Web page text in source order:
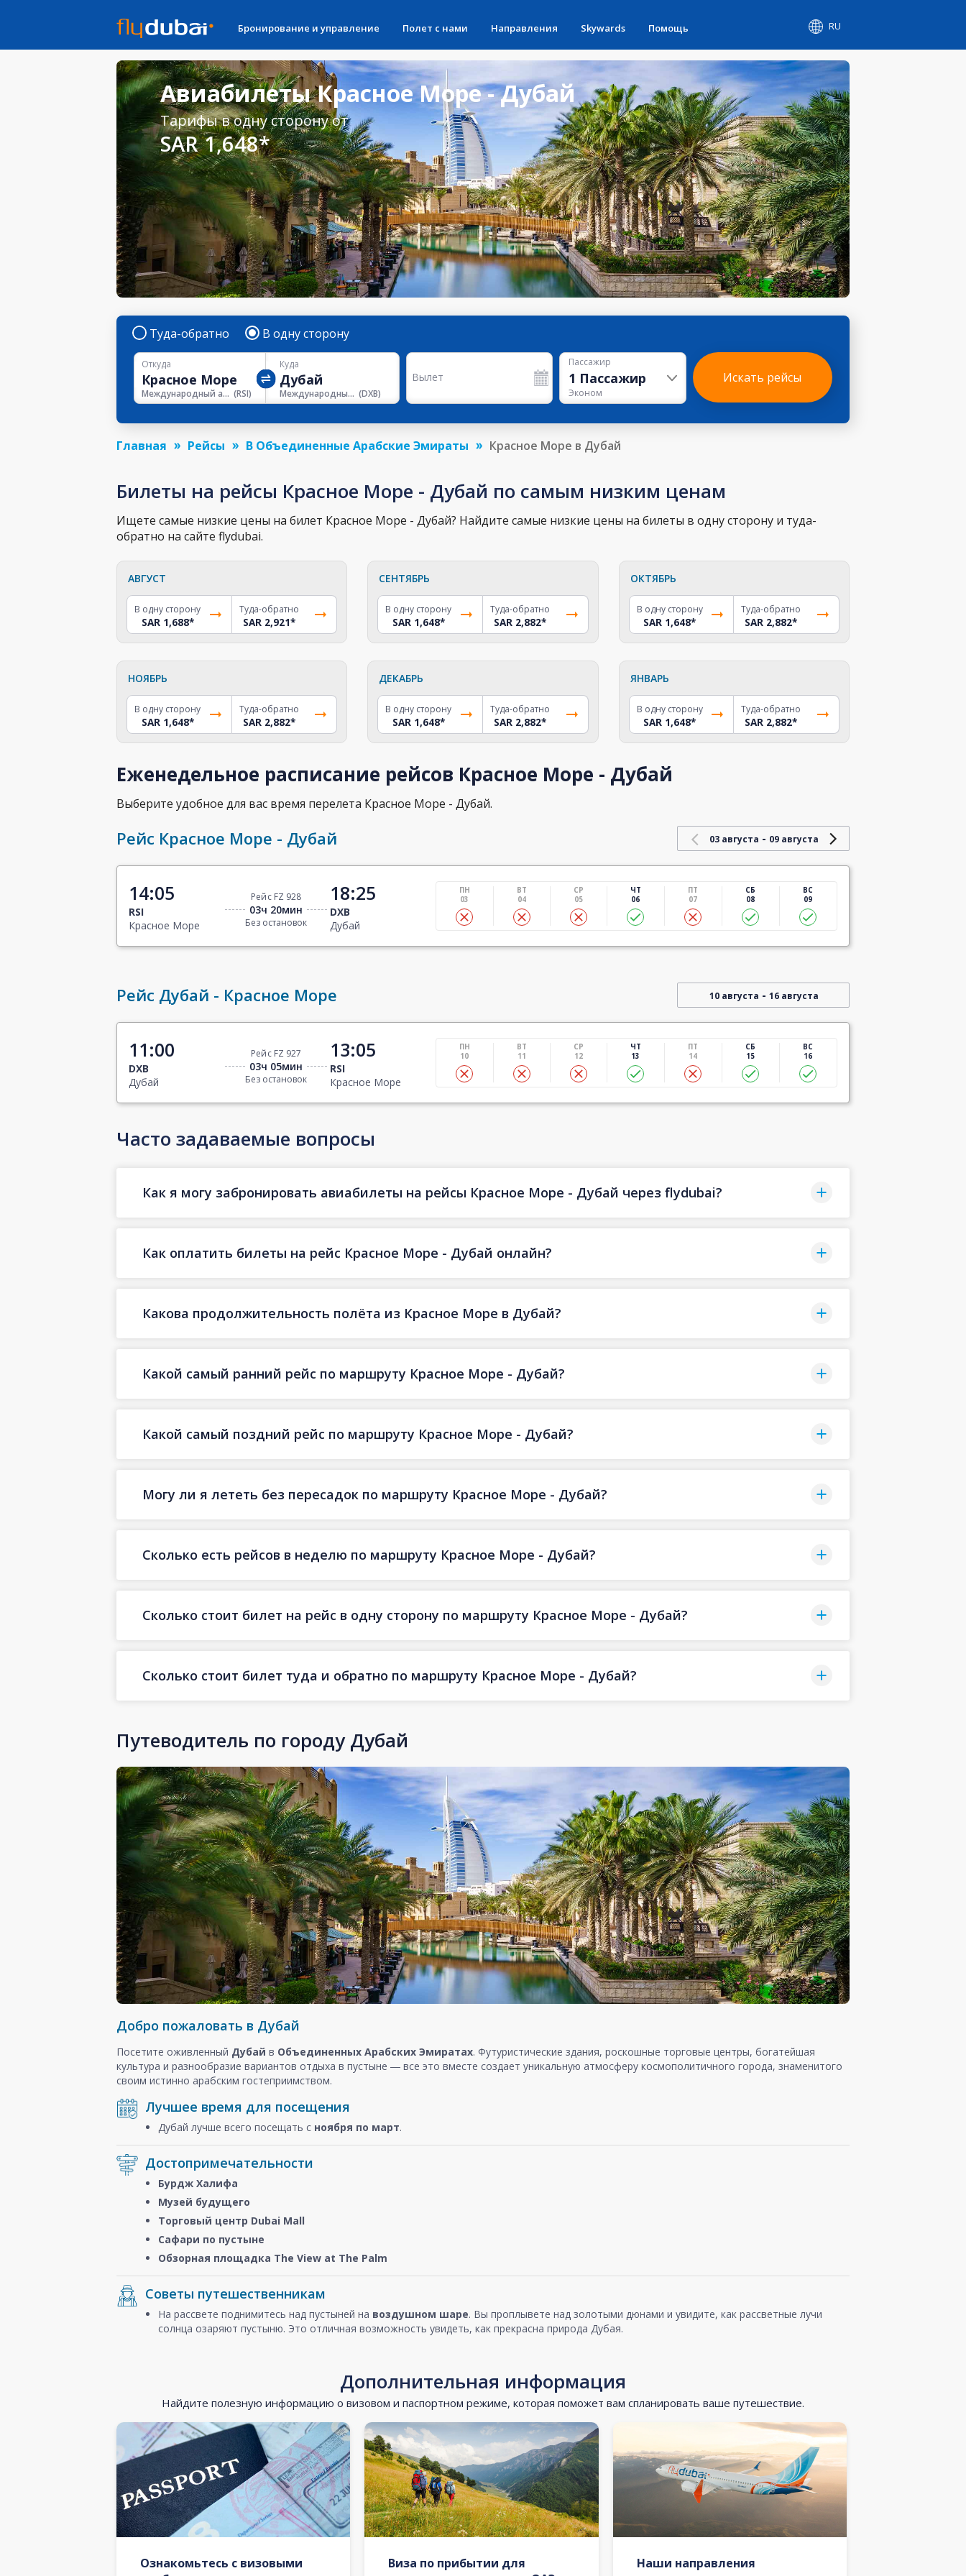
Бронирование и управление Полет с нами Направления Skywards Помощь RU
Авиабилеты Красное Море - Дубай
Тарифы в одну сторону от
SAR 1,648*
Туда-обратно В одну сторону
Откуда
Международный аэропорт Красного моря (RSI)
Куда
Международный Аэропорт Дубая (DXB)
Вылет
Пассажир
1 Пассажир
Эконом
Искать рейсы
Главная Рейсы В Объединенные Арабские Эмираты Красное Море в Дубай
Билеты на рейсы Красное Море - Дубай по самым низким ценам
Ищете самые низкие цены на билет Красное Море - Дубай? Найдите самые низкие цены на билеты в одну сторону и туда-
обратно на сайте flydubai.
АВГУСТ
В одну сторону
SAR 1,688*
Туда-обратно
SAR 2,921*
СЕНТЯБРЬ
В одну сторону
SAR 1,648*
Туда-обратно
SAR 2,882*
ОКТЯБРЬ
В одну сторону
SAR 1,648*
Туда-обратно
SAR 2,882*
НОЯБРЬ
В одну сторону
SAR 1,648*
Туда-обратно
SAR 2,882*
ДЕКАБРЬ
В одну сторону
SAR 1,648*
Туда-обратно
SAR 2,882*
ЯНВАРЬ
В одну сторону
SAR 1,648*
Туда-обратно
SAR 2,882*
Еженедельное расписание рейсов Красное Море - Дубай
Выберите удобное для вас время перелета Красное Море - Дубай.
Рейс Красное Море - Дубай 03 августа - 09 августа
14:05
RSI
Красное Море
Рейс FZ 928
03ч 20мин
Без остановок
18:25
DXB
Дубай
ПН
03
ВТ
04
СР
05
ЧТ
06
ПТ
07
СБ
08
ВС
09
Рейс Дубай - Красное Море 10 августа - 16 августа
11:00
DXB
Дубай
Рейс FZ 927
03ч 05мин
Без остановок
13:05
RSI
Красное Море
ПН
10
ВТ
11
СР
12
ЧТ
13
ПТ
14
СБ
15
ВС
16
Часто задаваемые вопросы
Как я могу забронировать авиабилеты на рейсы Красное Море - Дубай через flydubai?
Как оплатить билеты на рейс Красное Море - Дубай онлайн?
Какова продолжительность полёта из Красное Море в Дубай?
Какой самый ранний рейс по маршруту Красное Море - Дубай?
Какой самый поздний рейс по маршруту Красное Море - Дубай?
Могу ли я лететь без пересадок по маршруту Красное Море - Дубай?
Сколько есть рейсов в неделю по маршруту Красное Море - Дубай?
Сколько стоит билет на рейс в одну сторону по маршруту Красное Море - Дубай?
Сколько стоит билет туда и обратно по маршруту Красное Море - Дубай?
Путеводитель по городу Дубай
Добро пожаловать в Дубай
Посетите оживленный Дубай в Объединенных Арабских Эмиратах. Футуристические здания, роскошные торговые центры, богатейшая
культура и разнообразие вариантов отдыха в пустыне ― все это вместе создает уникальную атмосферу космополитичного города, знаменитого
своим истинно арабским гостеприимством.
Лучшее время для посещения
Дубай лучше всего посещать с ноября по март.
Достопримечательности
Бурдж Халифа
Музей будущего
Торговый центр Dubai Mall
Сафари по пустыне
Обзорная площадка The View at The Palm
Советы путешественникам
На рассвете поднимитесь над пустыней на воздушном шаре. Вы проплывете над золотыми дюнами и увидите, как рассветные лучи
солнца озаряют пустыню. Это отличная возможность увидеть, как прекрасна природа Дубая.
Дополнительная информация
Найдите полезную информацию о визовом и паспортном режиме, которая поможет вам спланировать ваше путешествие.
Ознакомьтесь с визовыми
Виза по прибытии для
Наши направления